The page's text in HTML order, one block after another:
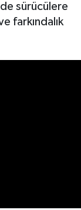
sürücülere
farkındalık